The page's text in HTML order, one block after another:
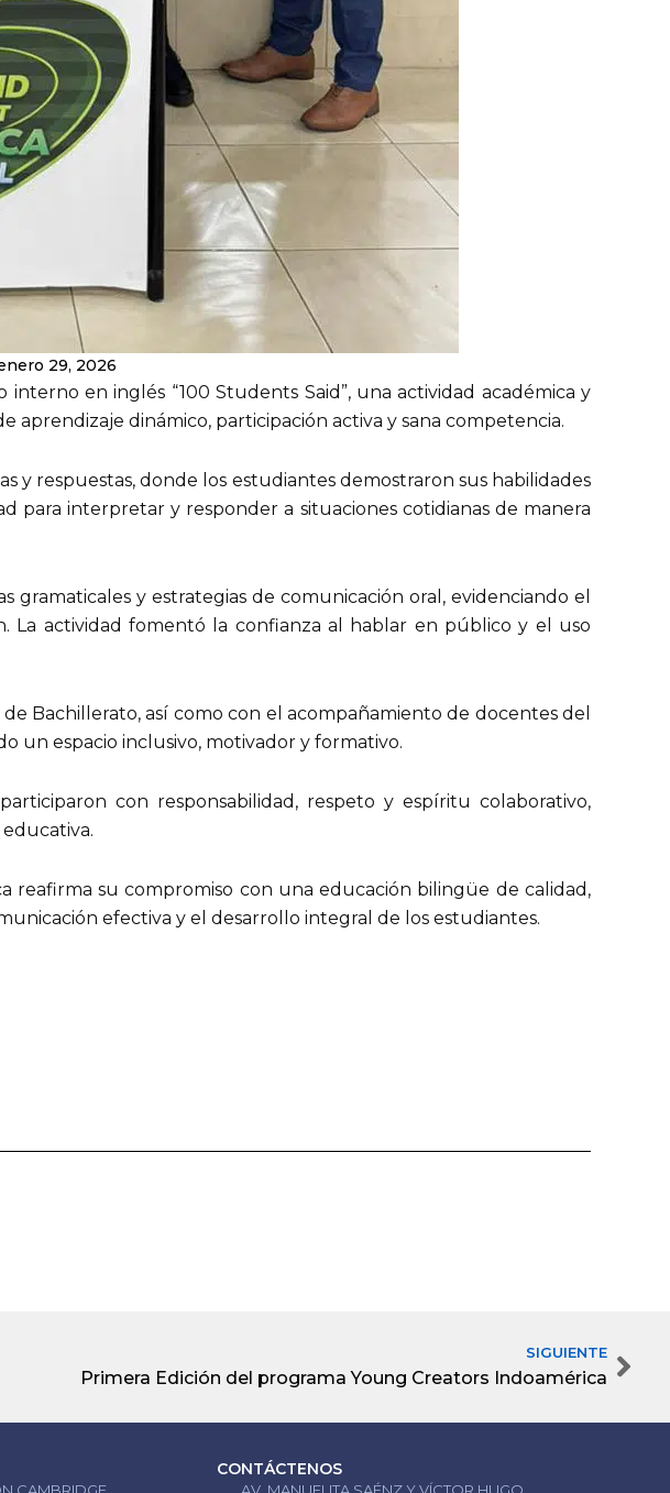
29, 2026
en inglés “100 Students Said”, una actividad académica y
dinámico, participación activa y sana competencia.
respuestas, donde los estudiantes demostraron sus habilidades
para interpretar y responder a situaciones cotidianas de manera
y estrategias de comunicación oral, evidenciando el
La actividad fomentó la confianza al hablar en público y el uso
Bachillerato, así como con el acompañamiento de docentes del
un espacio inclusivo, motivador y formativo.
con responsabilidad, respeto y espíritu colaborativo,
reafirma su compromiso con una educación bilingüe de calidad,
efectiva y el desarrollo integral de los estudiantes.
SIGUIENTE
Primera Edición del programa Young Creators Indoamérica
CAMBRIDGE
CONTÁCTENOS
AV. MANUELITA SAÉNZ Y VÍCTOR HUGO.